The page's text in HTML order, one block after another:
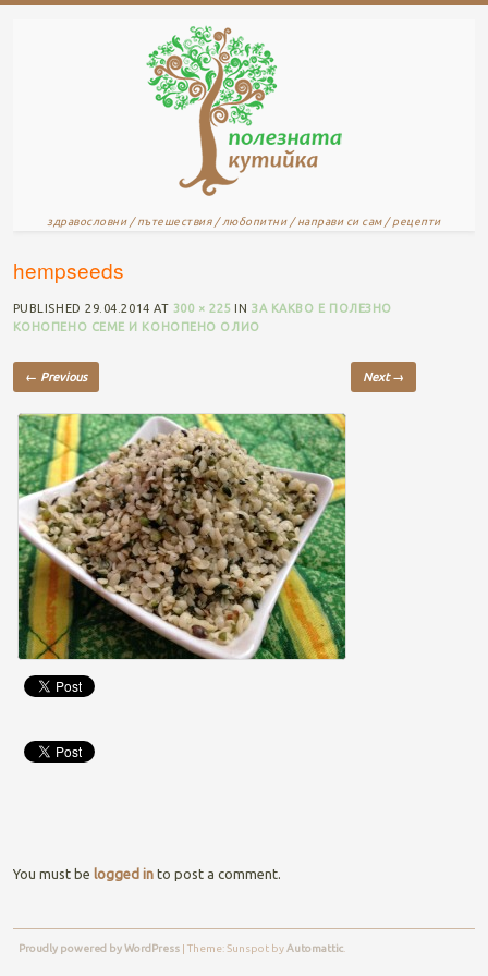
здравословни / пътешествия / любопитни / направи си сам / рецепти
hempseeds
PUBLISHED29.04.2014 AT 300 × 225INЗА КАКВО Е ПОЛЕЗНО
КОНОПЕНО СЕМЕ И КОНОПЕНО ОЛИО
← Previous Next →
You must be logged into post a comment.
Proudly powered by WordPress | Theme: Sunspot byAutomattic.